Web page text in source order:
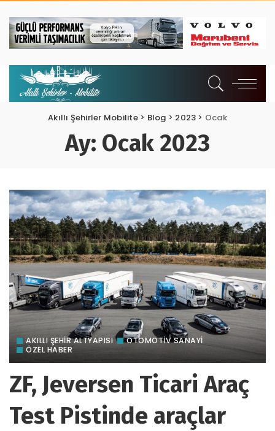
Akıllı Şehirler Mobilite> Blog > 2023 > Ocak
Ay: Ocak 2023
AKILLI ŞEHİR ALTYAPISI
OTOMOTIV SANAYI
ÖZEL HABER
ZF, Jeversen Ticari Araç
Test Pistinde araçlar